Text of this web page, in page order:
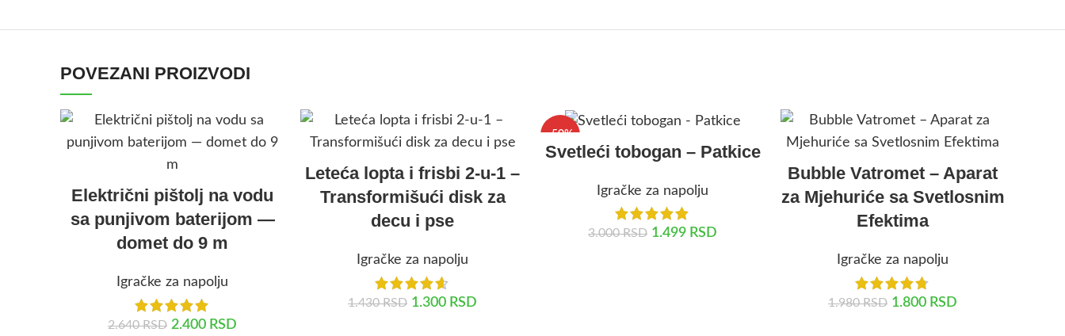
POVEZANI PROIZVODI
Električni pištolj na vodu
sa punjivom baterijom —
domet do 9 m
Igračke za napolju
2.640RSD 2.400 RSD
Leteća lopta i frisbi 2-u-1 –
Transformišući disk za
decu i pse
Igračke za napolju
1.430RSD 1.300 RSD
-50%
Svetleći tobogan – Patkice
Igračke za napolju
3.000RSD 1.499 RSD
Bubble Vatromet – Aparat
za Mjehuriće sa Svetlosnim
Efektima
Igračke za napolju
1.980RSD 1.800 RSD